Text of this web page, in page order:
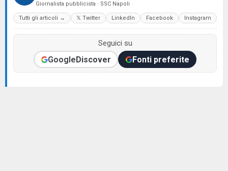
Giornalista pubblicista · SSC Napoli
Tutti gli articoli → 𝕏 Twitter LinkedIn Facebook Instagram
Seguici su
GoogleDiscover Fonti preferite